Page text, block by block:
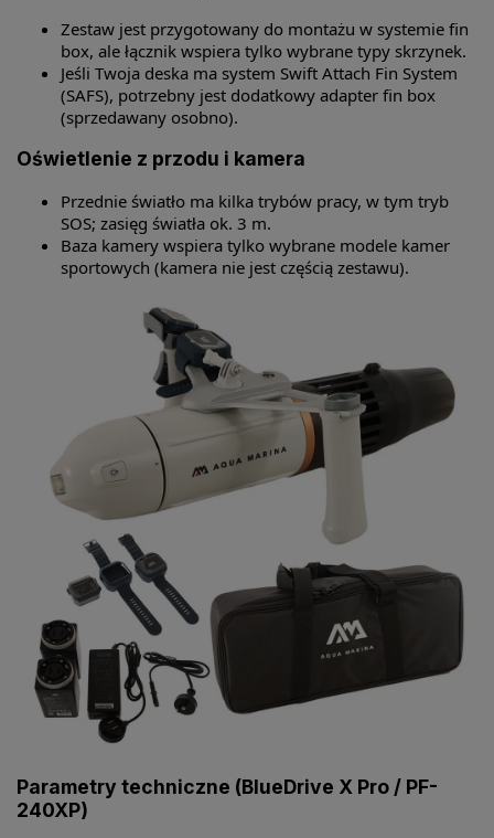
Zestaw jest przygotowany do montażu w systemie fin
box, ale łącznik wspiera tylko wybrane typy skrzynek.
Jeśli Twoja deska ma system Swift Attach Fin System
(SAFS), potrzebny jest dodatkowy adapter fin box
(sprzedawany osobno).
Oświetlenie z przodu i kamera
Przednie światło ma kilka trybów pracy, w tym tryb
SOS; zasięg światła ok. 3 m.
Baza kamery wspiera tylko wybrane modele kamer
sportowych (kamera nie jest częścią zestawu).
Parametry techniczne (BlueDrive X Pro / PF-
240XP)